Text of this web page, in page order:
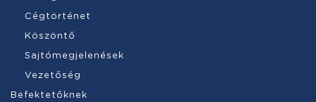
Cégtörténet
Köszöntő
Sajtómegjelenések
Vezetőség
Befektetőknek